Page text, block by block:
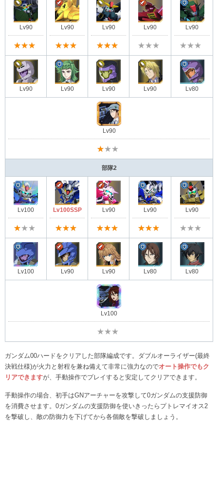
Lv90
★★★
Lv90
★★★
Lv90
★★★
Lv90
★★★
Lv90
★★★
Lv90 Lv90 Lv90 Lv90 Lv80
Lv90
★★★
部隊2
Lv100
★★★
Lv100SSP
★★★
Lv90
★★★
Lv90
★★★
Lv90
★★★
Lv100 Lv90 Lv90 Lv80 Lv80
Lv100
★★★
ガンダム00ハードをクリアした部隊編成です。ダブルオーライザー(最終
決戦仕様)が火力と射程を兼ね備えて非常に強力なのでオート操作でもク
リアできますが、手動操作でプレイすると安定してクリアできます。
手動操作の場合、初手はGNアーチャーを攻撃して0ガンダムの支援防御
を消費させます。0ガンダムの支援防御を使いきったらプトレマイオス2
を撃破し、敵の防御力を下げてから各個敵を撃破しましょう。